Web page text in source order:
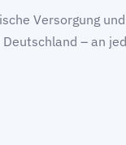
Versorgung
– an